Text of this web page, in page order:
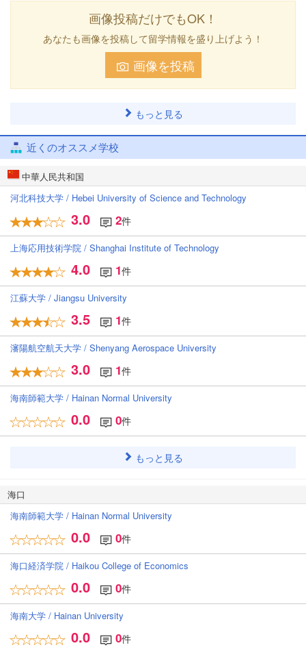
画像投稿だけでもOK！
あなたも画像を投稿して留学情報を盛り上げよう！
画像を投稿
もっと見る
近くのオススメ学校
中華人民共和国
河北科技大学 / Hebei University of Science and Technology
3.0 2件
上海応用技術学院 / Shanghai Institute of Technology
4.0 1件
江蘇大学 / Jiangsu University
3.5 1件
瀋陽航空航天大学 / Shenyang Aerospace University
3.0 1件
海南師範大学 / Hainan Normal University
0.0 0件
もっと見る
海口
海南師範大学 / Hainan Normal University
0.0 0件
海口経済学院 / Haikou College of Economics
0.0 0件
海南大学 / Hainan University
0.0 0件